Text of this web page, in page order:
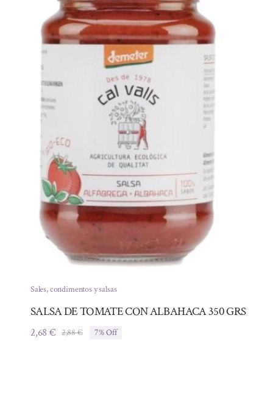
Sales, condimentos y salsas
SALSA DE TOMATE CON ALBAHACA 350 GRS
2,88€El
2,68€
El
7% Off